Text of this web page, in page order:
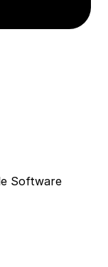
Software